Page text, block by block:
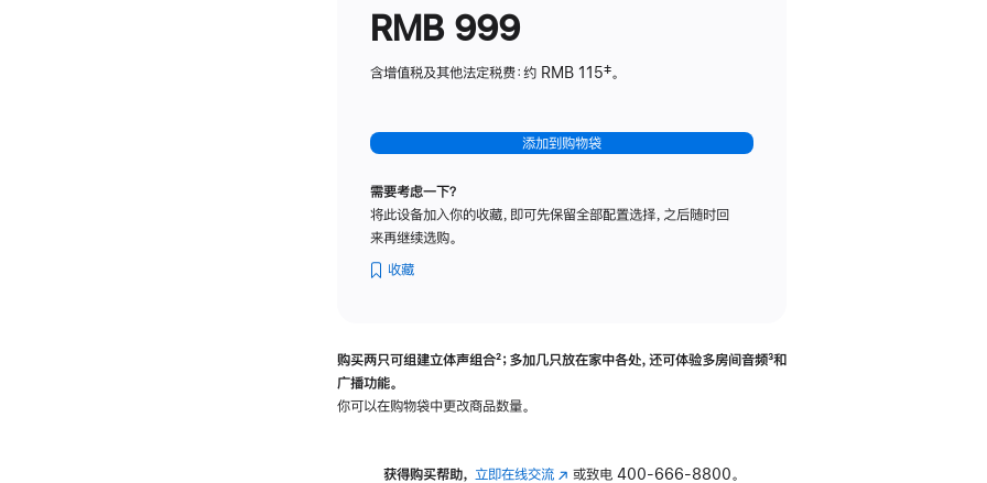
RMB 999
含增值税及其他法定税费：约 RMB 115‡。
添加到购物袋
需要考虑一下？
将此设备加入你的收藏，即可先保留全部配置选择，之后随时回
来再继续选购。
收藏
购买两只可组建立体声组合脚
²；多加几只放在家中各处，还可体验多‍房‍间音频脚
³和
广播功能。
你可以在购物袋中更改商品数量。
获得购买帮助， 立即在线交流(在 或致电 400-666-8800。